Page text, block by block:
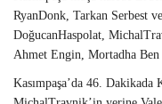
RyanDonk, Tarkan Serbest
DoğucanHaspolat,
Ahmet Engin, Mortadha Ben
Kasımpaşa’da 46.